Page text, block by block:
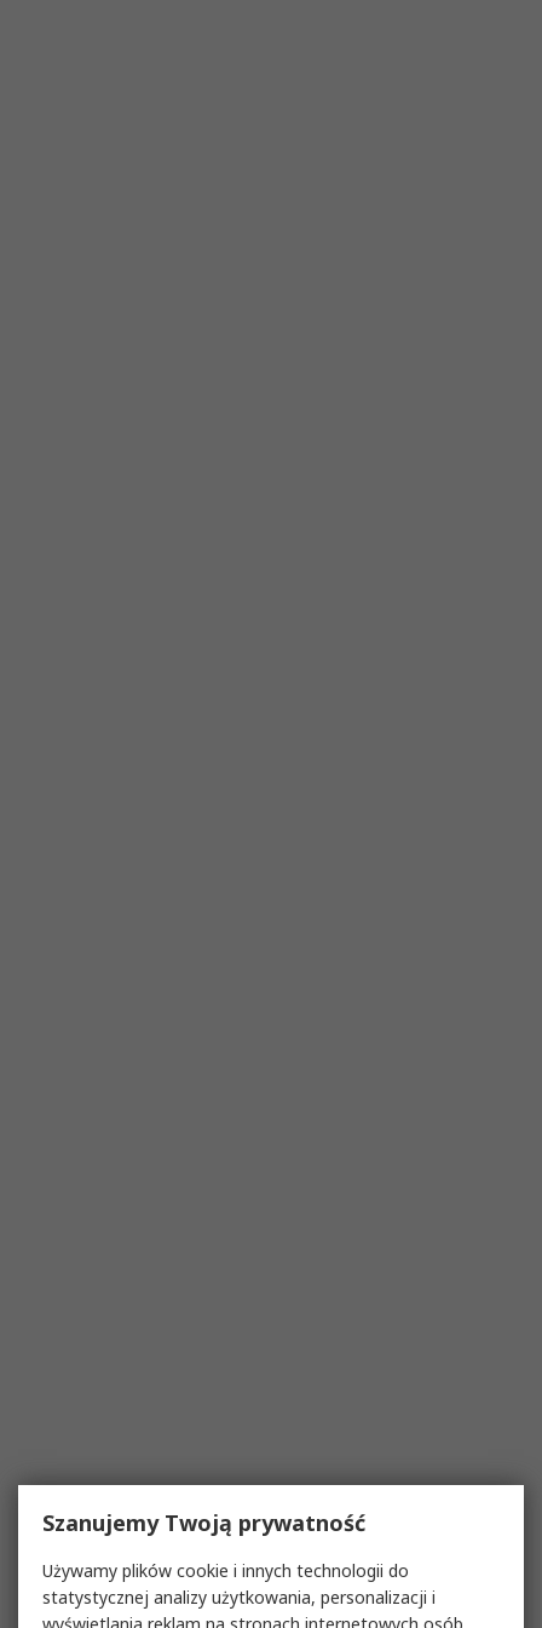
Szanujemy Twoją prywatność
Używamy plików cookie i innych technologii do
statystycznej analizy użytkowania, personalizacji i